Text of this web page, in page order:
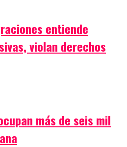
entiende
violan derechos
más de seis mil